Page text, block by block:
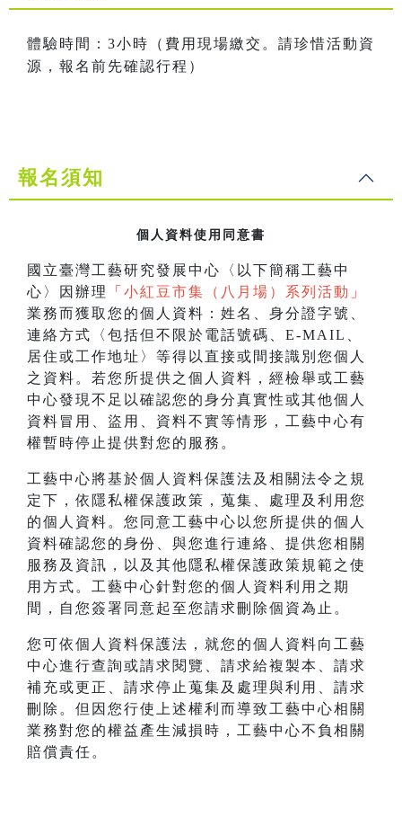
體驗時間：3小時（費用現場繳交。請珍惜活動資
源，報名前先確認行程）
報名須知
個人資料使用同意書
國立臺灣工藝研究發展中心〈以下簡稱工藝中
心〉因辦理
「 小紅豆市集（八月場）系列活動 」
業務而獲取您的個人資料：姓名、身分證字號、
連絡方式〈包括但不限於電話號碼、E-MAIL、
居住或工作地址〉等得以直接或間接識別您個人
之資料。若您所提供之個人資料，經檢舉或工藝
中心發現不足以確認您的身分真實性或其他個人
資料冒用、盜用、資料不實等情形，工藝中心有
權暫時停止提供對您的服務。
工藝中心將基於個人資料保護法及相關法令之規
定下，依隱私權保護政策，蒐集、處理及利用您
的個人資料。您同意工藝中心以您所提供的個人
資料確認您的身份、與您進行連絡、提供您相關
服務及資訊，以及其他隱私權保護政策規範之使
用方式。工藝中心針對您的個人資料利用之期
間，自您簽署同意起至您請求刪除個資為止。
您可依個人資料保護法，就您的個人資料向工藝
中心進行查詢或請求閱覽、請求給複製本、請求
補充或更正、請求停止蒐集及處理與利用、請求
刪除。但因您行使上述權利而導致工藝中心相關
業務對您的權益產生減損時，工藝中心不負相關
賠償責任。